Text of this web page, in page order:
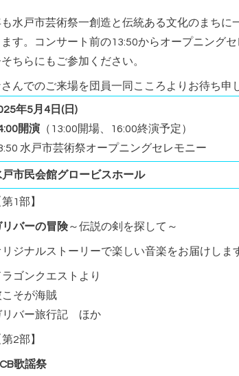
水戸市芸術祭一創造と伝統ある文化のまちに
す。コンサート前の13:50からオープニング
ちらにもご参加ください。
んでのご来場を団員一同こころよりお待ち申
年5月4日(日)
開演 （13:00開場、16:00終演予定）
水戸市芸術祭オープニングセレモニー
戸市民会館グロービスホール
第1部】
リバーの冒険～伝説の剣を探して～
リジナルストーリーで楽しい音楽をお届けしま
ラゴンクエストより
こそが海賊
リバー旅行記 ほか
第2部】
歌謡祭